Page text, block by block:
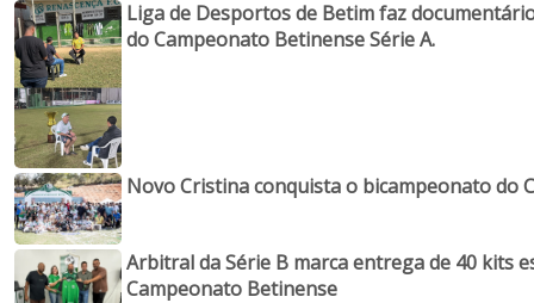
Liga de Desportos de Betim faz
do Campeonato Betinense Série A.
Novo Cristina conquista o bicampeonato do
Arbitral da Série B marca entrega de 40 kits
Campeonato Betinense